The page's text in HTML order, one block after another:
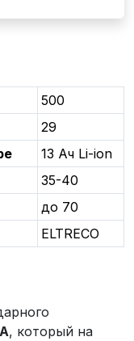
500
29
13 Ач Li-ion
35-40
до 70
ELTRECO
, который на